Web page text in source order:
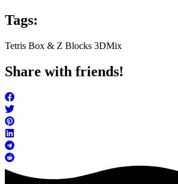
Tags:
Tetris Box & Z Blocks 3DMix
Share with friends!